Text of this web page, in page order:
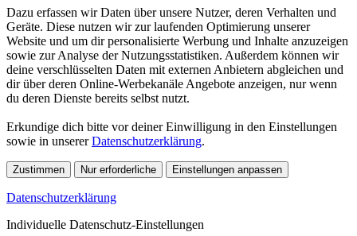
Dazu erfassen wir Daten über unsere Nutzer, deren Verhalten und
Geräte. Diese nutzen wir zur laufenden Optimierung unserer
Website und um dir personalisierte Werbung und Inhalte anzuzeigen
sowie zur Analyse der Nutzungsstatistiken. Außerdem können wir
deine verschlüsselten Daten mit externen Anbietern abgleichen und
dir über deren Online-Werbekanäle Angebote anzeigen, nur wenn
du deren Dienste bereits selbst nutzt.
Erkundige dich bitte vor deiner Einwilligung in den Einstellungen
sowie in unsererDatenschutzerklärung.
Zustimmen Nur erforderliche Einstellungen anpassen
Datenschutzerklärung
Individuelle Datenschutz-Einstellungen